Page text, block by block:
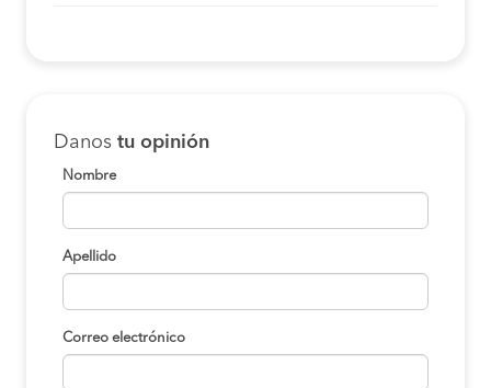
Danos tu opinión
Nombre
Apellido
Correo electrónico